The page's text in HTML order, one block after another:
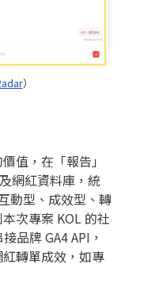
）
值，在「報告」
網紅資料庫，統
動型、成效型、轉
次專案 KOL 的社
品牌 GA4 API，
轉單成效，如專